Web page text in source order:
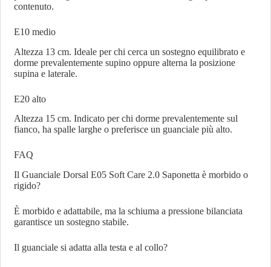
contenuto.
E10 medio
Altezza 13 cm. Ideale per chi cerca un sostegno equilibrato e
dorme prevalentemente supino oppure alterna la posizione
supina e laterale.
E20 alto
Altezza 15 cm. Indicato per chi dorme prevalentemente sul
fianco, ha spalle larghe o preferisce un guanciale più alto.
FAQ
Il Guanciale Dorsal E05 Soft Care 2.0 Saponetta è morbido o
rigido?
È morbido e adattabile, ma la schiuma a pressione bilanciata
garantisce un sostegno stabile.
Il guanciale si adatta alla testa e al collo?